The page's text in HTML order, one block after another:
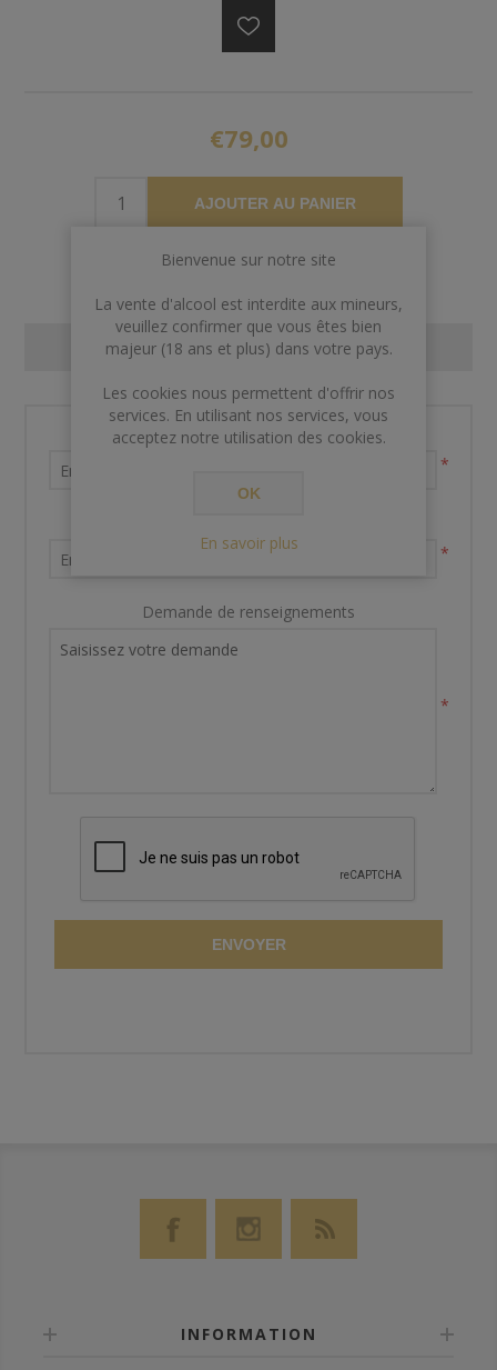
€79,00
AJOUTER AU PANIER
CONTACT US
Nom et prénom
*
*
Demande de renseignements
*
ENVOYER
INFORMATION
Bienvenue sur notre site
La vente d'alcool est interdite aux mineurs,
veuillez confirmer que vous êtes bien
majeur (18 ans et plus) dans votre pays.
Les cookies nous permettent d'offrir nos
services. En utilisant nos services, vous
acceptez notre utilisation des cookies.
OK
En savoir plus